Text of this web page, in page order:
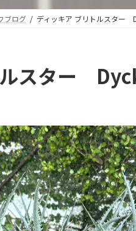
ブログ ディッキア ブリトルスター
ルスター